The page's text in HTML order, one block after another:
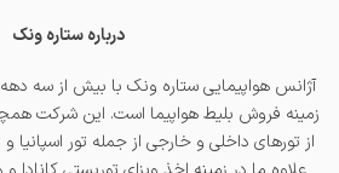
درباره ستاره ونک
آژانس هواپیمایی ستاره ونک با بیش از سه دهه
زمینه فروش بلیط هواپیما است. این شرکت
از تورهای داخلی و خارجی از جمله تور اسپانیا و